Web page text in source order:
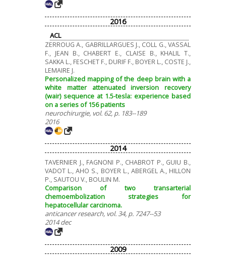
2016
ACL
ZERROUG A., GABRILLARGUES J., COLL G., VASSAL
F., JEAN B., CHABERT E., CLAISE B., KHALIL T.,
SAKKA L., FESCHET F., DURIF F., BOYER L., COSTE J.,
LEMAIRE J.
Personalized mapping of the deep brain with a
white matter attenuated inversion recovery
(wair) sequence at 1.5-tesla: experience based
on a series of 156 patients
neurochirurgie, vol. 62, p. 183--189
2016
2014
TAVERNIER J., FAGNONI P., CHABROT P., GUIU B.,
VADOT L., AHO S., BOYER L., ABERGEL A., HILLON
P., SAUTOU V., BOULIN M.
Comparison of two transarterial
chemoembolization strategies for
hepatocellular carcinoma.
anticancer research, vol. 34, p. 7247--53
2014 dec
2009